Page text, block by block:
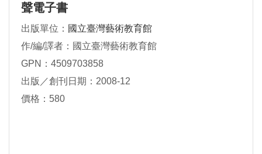
聲電子書
出版單位： 國立臺灣藝術教育館
作/編/譯者：國立臺灣藝術教育館
GPN：4509703858
出版／創刊日期：2008-12
價格：580